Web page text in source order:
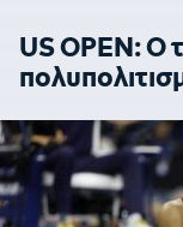
US OPEN: Ο